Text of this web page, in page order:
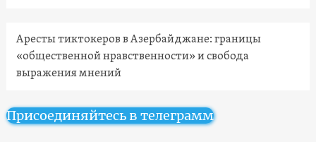
Аресты тиктокеров в Азербайджане: границы
«общественной нравственности» и свобода
выражения мнений
Присоединяйтесь в телеграмм